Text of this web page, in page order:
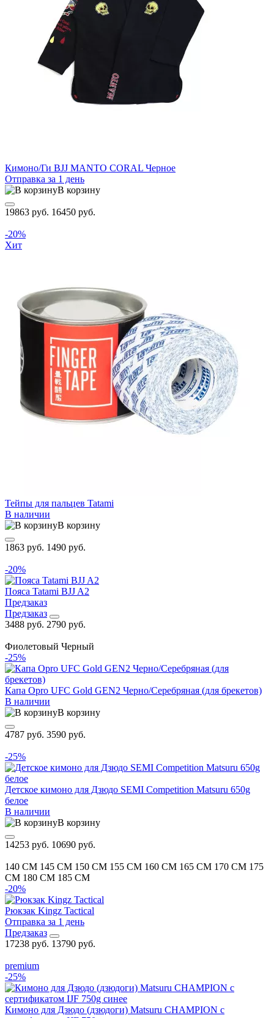
Кимоно/Ги BJJ MANTO CORAL Черное
Отправка за 1 день
В корзину
19863 руб. 16450 руб.
-20%
Хит
Тейпы для пальцев Tatami
В наличии
В корзину
1863 руб. 1490 руб.
-20%
Пояса Tatami BJJ A2
Предзаказ
Предзаказ
3488 руб. 2790 руб.
Фиолетовый Черный
-25%
Капа Opro UFC Gold GEN2 Черно/Серебряная (для брекетов)
В наличии
В корзину
4787 руб. 3590 руб.
-25%
Детское кимоно для Дзюдо SEMI Competition Matsuru 650g
белое
В наличии
В корзину
14253 руб. 10690 руб.
140 CM 145 CM 150 CM 155 CM 160 CM 165 CM 170 CM 175
CM 180 CM 185 CM
-20%
Рюкзак Kingz Tactical
Отправка за 1 день
Предзаказ
17238 руб. 13790 руб.
premium
-25%
Кимоно для Дзюдо (дзюдоги) Matsuru CHAMPION с